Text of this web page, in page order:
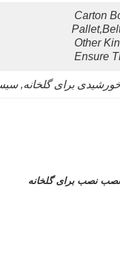
1.Carton
Other
Ensure
برای گلخانه,
نصب برای گلخانه